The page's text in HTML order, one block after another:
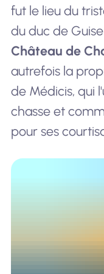
fut le lieu du
du duc de
Château de
autrefois la
de Médicis, qui
chasse et
pour ses